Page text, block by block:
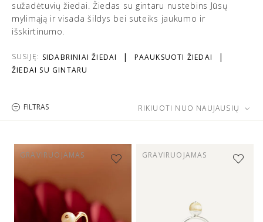
sužadėtuvių žiedai. Žiedas su gintaru nustebins Jūsų
mylimąją ir visada šildys bei suteiks jaukumo ir
išskirtinumo.
SUSIJĘ: SIDABRINIAI ŽIEDAI
PAAUKSUOTI ŽIEDAI
ŽIEDAI SU GINTARU
FILTRAS RIKIUOTI NUO NAUJAUSIŲ
GRAVIRUOJAMAS GRAVIRUOJAMAS